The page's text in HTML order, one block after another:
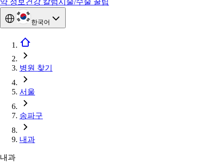
약 정보 건강 칼럼시술/수술 꿀팁
한국어
병원 찾기
서울
송파구
내과
내과